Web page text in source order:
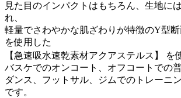
見た目のインパクトはもちろん、生地に
れ、
軽量でさわやかな肌ざわりが特徴のY型
を使用した
【急速吸水速乾素材アクアステルス】 を
バスケでのオンコート、オフコートでの普
ダンス、フットサル、ジムでのトレーニ
です。